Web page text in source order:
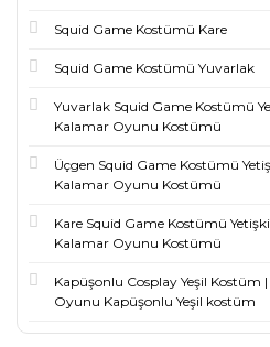
Squid Game Kostümü Kare
Squid Game Kostümü Yuvarlak
Yuvarlak Squid Game Kostümü
Kalamar Oyunu Kostümü
Üçgen Squid Game Kostümü
Kalamar Oyunu Kostümü
Kare Squid Game Kostümü
Kalamar Oyunu Kostümü
Kapüşonlu Cosplay Yeşil Kostüm |
Oyunu Kapüşonlu Yeşil kostüm